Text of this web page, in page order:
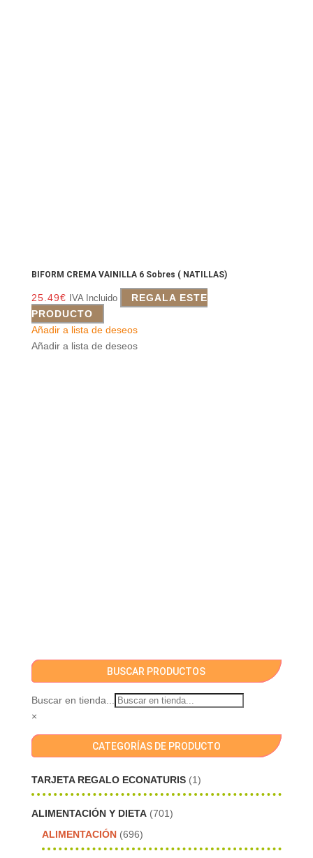
BIFORM CREMA VAINILLA 6 Sobres ( NATILLAS)
25.49€ IVA Incluido
REGALA ESTE
PRODUCTO
Añadir a lista de deseos
Añadir a lista de deseos
BUSCAR PRODUCTOS
Buscar en tienda...
×
CATEGORÍAS DE PRODUCTO
TARJETA REGALO ECONATURIS (1)
ALIMENTACIÓN Y DIETA (701)
ALIMENTACIÓN (696)